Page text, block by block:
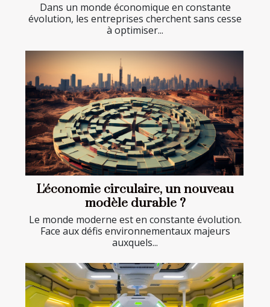
Dans un monde économique en constante
évolution, les entreprises cherchent sans cesse
à optimiser...
L'économie circulaire, un nouveau
modèle durable ?
Le monde moderne est en constante évolution.
Face aux défis environnementaux majeurs
auxquels...